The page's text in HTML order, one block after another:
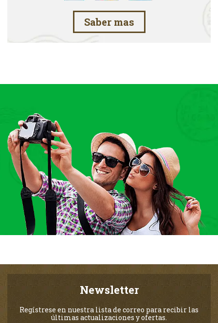
Saber mas
Newsletter
Regístrese en nuestra lista de correo para recibir las
últimas actualizaciones y ofertas.